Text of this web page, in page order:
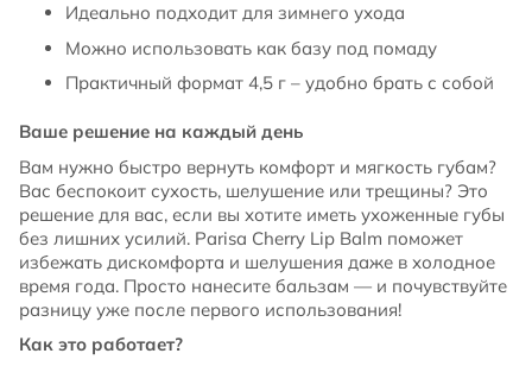
Идеально подходит для зимнего ухода
Можно использовать как базу под помаду
Практичный формат 4,5 г – удобно брать с собой
Ваше решение на каждый день
Вам нужно быстро вернуть комфорт и мягкость губам?
Вас беспокоит сухость, шелушение или трещины? Это
решение для вас, если вы хотите иметь ухоженные губы
без лишних усилий. Parisa Cherry Lip Balm поможет
избежать дискомфорта и шелушения даже в холодное
время года. Просто нанесите бальзам — и почувствуйте
разницу уже после первого использования!
Как это работает?